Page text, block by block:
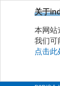
关于
本网站
我们可
点击此